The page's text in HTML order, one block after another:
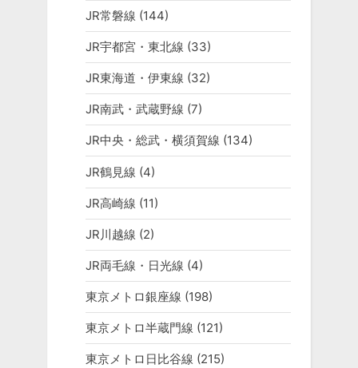
JR常磐線 (144)
JR宇都宮・東北線 (33)
JR東海道・伊東線 (32)
JR南武・武蔵野線 (7)
JR中央・総武・横須賀線 (134)
JR鶴見線 (4)
JR高崎線 (11)
JR川越線 (2)
JR両毛線・日光線 (4)
東京メトロ銀座線 (198)
東京メトロ半蔵門線 (121)
東京メトロ日比谷線 (215)